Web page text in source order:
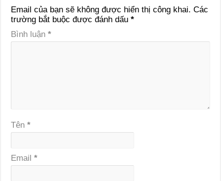
Email của bạn sẽ không được hiển thị công khai. Các
trường bắt buộc được đánh dấu*
Bình luận*
Tên*
Email*